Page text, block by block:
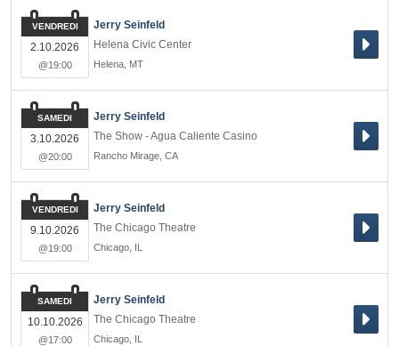
Jerry Seinfeld
Helena Civic Center
Helena MT
VENDREDI
2.10.2026
@19:00
Jerry Seinfeld
The Show - Agua Caliente Casino
Rancho Mirage CA
SAMEDI
3.10.2026
@20:00
Jerry Seinfeld
The Chicago Theatre
Chicago IL
VENDREDI
9.10.2026
@19:00
Jerry Seinfeld
The Chicago Theatre
Chicago IL
SAMEDI
10.10.2026
@17:00